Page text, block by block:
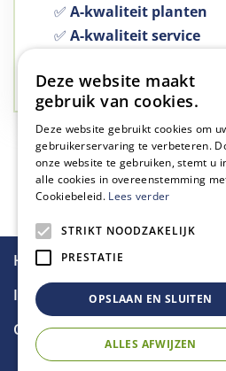
✅ A-kwaliteit planten
✅ A-kwaliteit service
✅Groen, dat is wat we
Omschrijving
Specificaties
Handige links
Informatie
Contact
Deze website maakt
gebruik van cookies.
Deze website gebruikt cookies om
gebruikerservaring te verbeteren.
onze website te gebruiken, stemt u
alle cookies in overeenstemming
Cookiebeleid. Lees verder
STRIKT NOODZAKELIJK
PRESTATIE
OPSLAAN EN SLUITEN
ALLES AFWIJZEN